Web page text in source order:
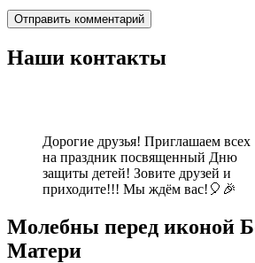
Наши контакты
Дорогие друзья! Приглашаем всех
на праздник посвященный Дню
защиты детей! Зовите друзей и
приходите!!! Мы ждём вас!🎈🎉
Молебны перед иконой
Матери